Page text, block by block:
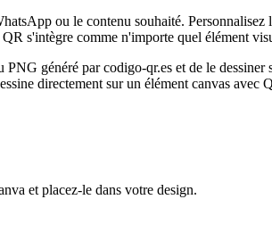
ou le contenu souhaité.
s'intègre comme n'importe quel élément
généré par codigo-qr.es et de le
directement sur un élément canvas avec
et placez-le dans votre design.